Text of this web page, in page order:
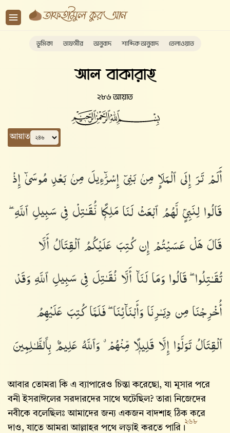
ভূমিকা তাফসীর অনুবাদ শাব্দিক অনুবাদ তেলাওয়াত
আল বাকারাহ
২৮৬ আয়াত
আয়াত
أَلَمْ تَرَ إِلَى ٱلْمَلَإِ مِنۢ بَنِىٓ إِسْرَٰٓءِيلَ مِنۢ بَعْدِ مُوسَىٰٓ إِذْ
قَالُوا۟ لِنَبِىٍّۢ لَّهُمُ ٱبْعَثْ لَنَا مَلِكًۭا نُّقَـٰتِلْ فِى سَبِيلِ ٱللَّهِ ۖ
قَالَ هَلْ عَسَيْتُمْ إِن كُتِبَ عَلَيْكُمُ ٱلْقِتَالُ أَلَّا
تُقَـٰتِلُوا۟ ۖ قَالُوا۟ وَمَا لَنَآ أَلَّا نُقَـٰتِلَ فِى سَبِيلِ ٱللَّهِ وَقَدْ
أُخْرِجْنَا مِن دِيَـٰرِنَا وَأَبْنَآئِنَا ۖ فَلَمَّا كُتِبَ عَلَيْهِمُ
ٱلْقِتَالُ تَوَلَّوْا۟ إِلَّا قَلِيلًۭا مِّنْهُمْ ۗ وَٱللَّهُ عَلِيمٌۢ بِٱلظَّـٰلِمِينَ
আবার তোমরা কি এ ব্যাপারেও চিন্তা করেছো, যা মূসার পরে
বনী ইসরাঈলের সরদারদের সাথে ঘটেছিল? তারা নিজেদের
নবীকে বলেছিলঃ আমাদের জন্য একজন বাদশাহ ঠিক করে
দাও, যাতে আমরা আল্লাহর পথে লড়াই করতে পারি।
২৬৮